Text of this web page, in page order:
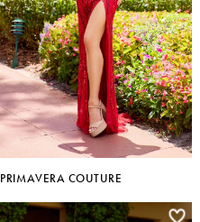
PRIMAVERA COUTURE